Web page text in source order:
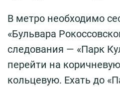
В метро необходимо
«Бульвара
следования — «Парк
перейти на
кольцевую. Ехать до